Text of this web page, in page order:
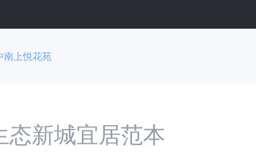
南上悦花苑
态新城宜居范本